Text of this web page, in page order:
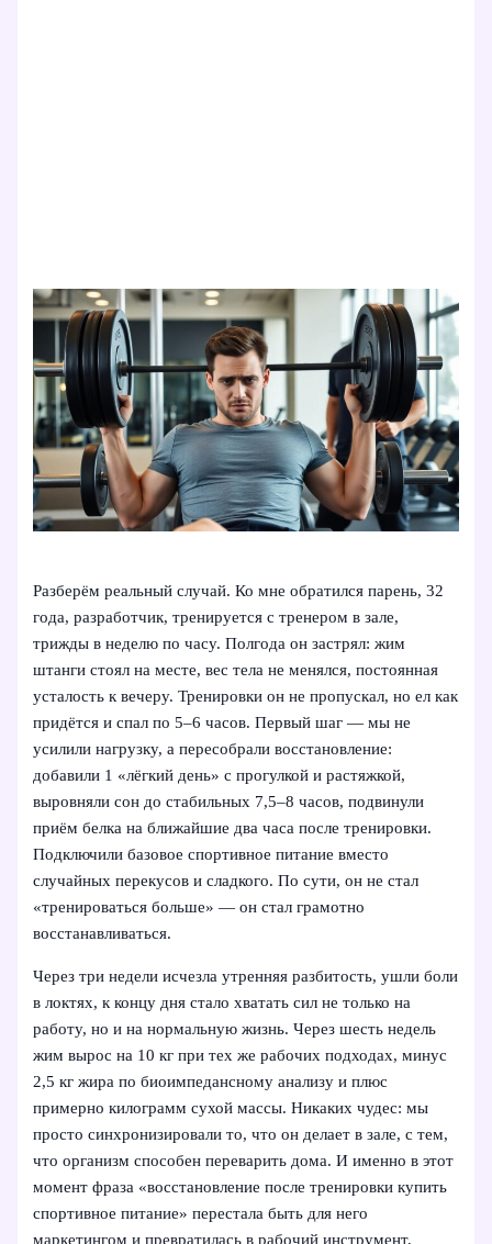
Разберём реальный случай. Ко мне обратился парень, 32
года, разработчик, тренируется с тренером в зале,
трижды в неделю по часу. Полгода он застрял: жим
штанги стоял на месте, вес тела не менялся, постоянная
усталость к вечеру. Тренировки он не пропускал, но ел как
придётся и спал по 5–6 часов. Первый шаг — мы не
усилили нагрузку, а пересобрали восстановление:
добавили 1 «лёгкий день» с прогулкой и растяжкой,
выровняли сон до стабильных 7,5–8 часов, подвинули
приём белка на ближайшие два часа после тренировки.
Подключили базовое спортивное питание вместо
случайных перекусов и сладкого. По сути, он не стал
«тренироваться больше» — он стал грамотно
восстанавливаться.
Через три недели исчезла утренняя разбитость, ушли боли
в локтях, к концу дня стало хватать сил не только на
работу, но и на нормальную жизнь. Через шесть недель
жим вырос на 10 кг при тех же рабочих подходах, минус
2,5 кг жира по биоимпедансному анализу и плюс
примерно килограмм сухой массы. Никаких чудес: мы
просто синхронизировали то, что он делает в зале, с тем,
что организм способен переварить дома. И именно в этот
момент фраза «восстановление после тренировки купить
спортивное питание» перестала быть для него
маркетингом и превратилась в рабочий инструмент,